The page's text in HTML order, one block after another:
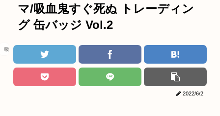
マ/吸血鬼すぐ死ぬ トレーディン
グ 缶バッジ Vol.2
吸血鬼すぐ死ぬ
2022/6/2